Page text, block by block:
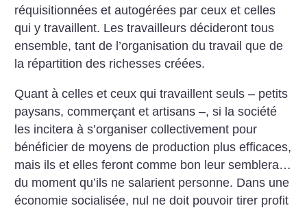
réquisitionnées et autogérées par ceux et celles
qui y travaillent. Les travailleurs décideront tous
ensemble, tant de l’organisation du travail que de
la répartition des richesses créées.
Quant à celles et ceux qui travaillent seuls – petits
paysans, commerçant et artisans –, si la société
les incitera à s’organiser collectivement pour
bénéficier de moyens de production plus efficaces,
mais ils et elles feront comme bon leur semblera…
du moment qu’ils ne salarient personne. Dans une
économie socialisée, nul ne doit pouvoir tirer profit